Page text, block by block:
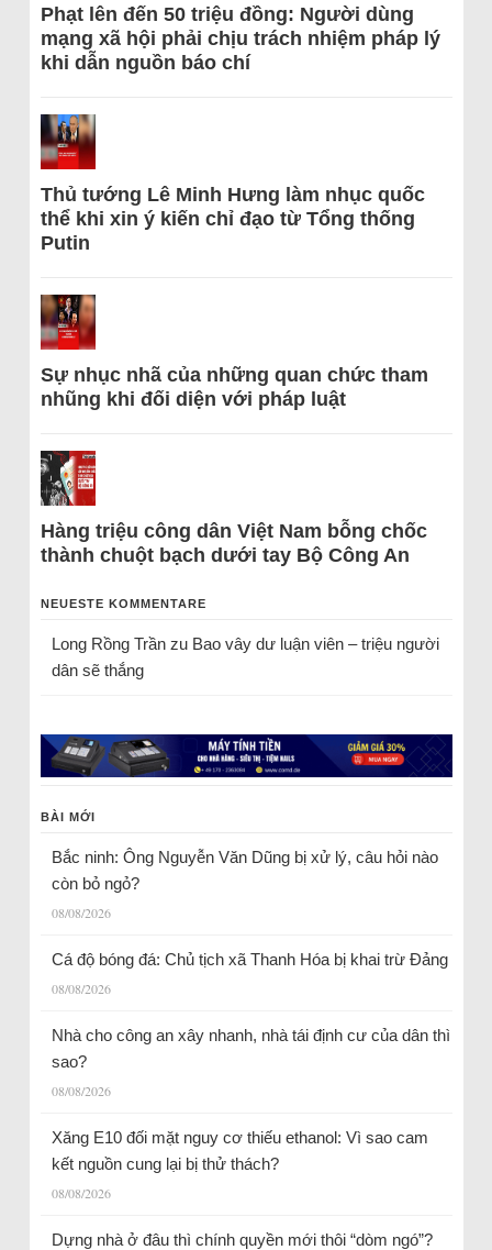
Phạt lên đến 50 triệu đồng: Người dùng
mạng xã hội phải chịu trách nhiệm pháp lý
khi dẫn nguồn báo chí
Thủ tướng Lê Minh Hưng làm nhục quốc
thể khi xin ý kiến chỉ đạo từ Tổng thống
Putin
Sự nhục nhã của những quan chức tham
nhũng khi đối diện với pháp luật
Hàng triệu công dân Việt Nam bỗng chốc
thành chuột bạch dưới tay Bộ Công An
NEUESTE KOMMENTARE
Long Rồng Trầnzu Bao vây dư luận viên – triệu người
dân sẽ thắng
BÀI MỚI
Bắc ninh: Ông Nguyễn Văn Dũng bị xử lý, câu hỏi nào
còn bỏ ngỏ?
08/08/2026
Cá độ bóng đá: Chủ tịch xã Thanh Hóa bị khai trừ Đảng
08/08/2026
Nhà cho công an xây nhanh, nhà tái định cư của dân thì
sao?
08/08/2026
Xăng E10 đối mặt nguy cơ thiếu ethanol: Vì sao cam
kết nguồn cung lại bị thử thách?
08/08/2026
Dựng nhà ở đâu thì chính quyền mới thôi “dòm ngó”?